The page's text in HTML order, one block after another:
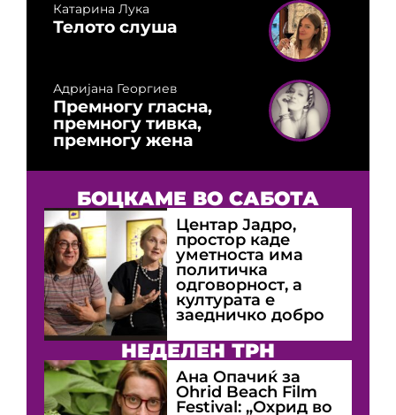
Катарина Лука
Телото слуша
Адријана Георгиев
Премногу гласна,
премногу тивка,
премногу жена
БОЦКАМЕ ВО САБОТА
Центар Јадро,
простор каде
уметноста има
политичка
одговорност, а
културата е
заедничко добро
НЕДЕЛЕН ТРН
Ана Опачиќ за
Оhrid Beach Film
Festival: „Охрид во